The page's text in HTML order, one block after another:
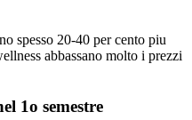
spesso 20-40 per cento piu
abbassano molto i prezzi
1o semestre